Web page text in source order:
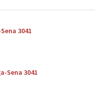
3041
Sena 3041